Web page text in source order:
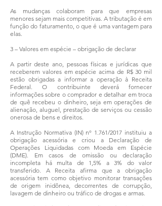
As mudanças colaboram para que empresas
menores sejam mais competitivas. A tributação é em
função do faturamento, o que é uma vantagem para
elas.
3 – Valores em espécie – obrigação de declarar
A partir deste ano, pessoas físicas e jurídicas que
receberem valores em espécie acima de R$ 30 mil
estão obrigadas a informar a operação à Receita
Federal. O contribuinte deverá fornecer
informações sobre o comprador e detalhar em troca
de quê recebeu o dinheiro, seja em operações de
alienação, aluguel, prestação de serviços ou cessão
onerosa de bens e direitos.
A Instrução Normativa (IN) nº 1.761/2017 instituiu a
obrigação acessória e criou a Declaração de
Operações Liquidadas com Moeda em Espécie
(DME). Em casos de omissão ou declaração
incompleta há multa de 1,5% a 3% do valor
transferido. A Receita afirma que a obrigação
acessória tem como objetivo monitorar transações
de origem inidônea, decorrentes de corrupção,
lavagem de dinheiro ou tráfico de drogas e armas.